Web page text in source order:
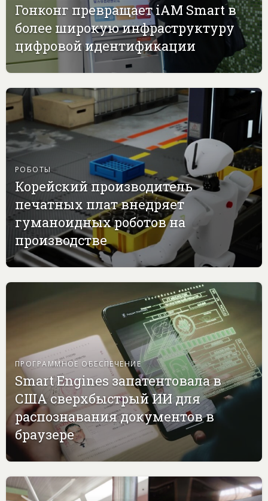
Гонконг превращает iAM Smart в
более широкую инфраструктуру
цифровой идентификации
РОБОТЫ
Корейский производитель
печатных плат внедряет
гуманоидных роботов на
производстве
ПРОГРАММНОЕ ОБЕСПЕЧЕНИЕ
Smart Engines запатентовала в
США сверхбыстрый ИИ для
распознавания документов в
браузере